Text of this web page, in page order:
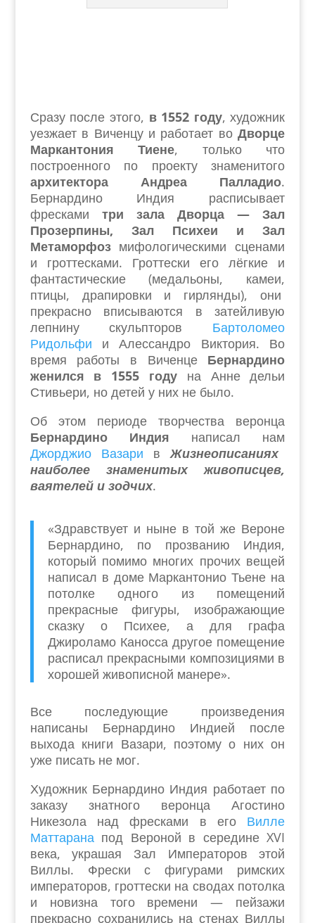
Сразу после этого, в 1552 году, художник
уезжает в Виченцу и работает воДворце
Маркантония Тиене, только что
построенного по проекту знаменитого
архитектора Андреа Палладио.
Бернардино Индия расписывает
фресками три зала Дворца — Зал
Прозерпины, Зал Психеи и Зал
Метаморфозмифологическими сценами
и гроттесками. Гроттески его лёгкие и
фантастические (медальоны, камеи,
птицы, драпировки и гирлянды), они
прекрасно вписываются в затейливую
лепнину скульпторов Бартоломео
Ридольфи и Алессандро Виктория. Во
время работы в Виченце Бернардино
женился в 1555 году на Анне дельи
Стивьери, но детей у них не было.
Об этом периоде творчества веронца
Бернардино Индия написал нам
Джорджио Вазари вЖизнеописаниях
наиболее знаменитых живописцев,
ваятелей и зодчих.
«Здравствует и ныне в той же Вероне
Бернардино, по прозванию Индия,
который помимо многих прочих вещей
написал в доме Маркантонио Тьене на
потолке одного из помещений
прекрасные фигуры, изображающие
сказку о Психее, а для графа
Джироламо Каносса другое помещение
расписал прекрасными композициями в
хорошей живописной манере».
Все последующие произведения
написаны Бернардино Индией после
выхода книги Вазари, поэтому о них он
уже писать не мог.
Художник Бернардино Индия работает по
заказу знатного веронца Агостино
Никезола над фресками в его Вилле
Маттаранапод Вероной в середине XVI
века, украшая Зал Императоров этой
Виллы. Фрески с фигурами римских
императоров, гроттески на сводах потолка
и новизна того времени — пейзажи
прекрасно сохранились на стенах Виллы